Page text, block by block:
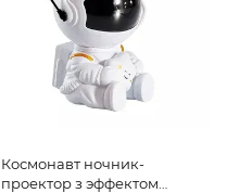
Космонавт ночник-
проектор з эффектом